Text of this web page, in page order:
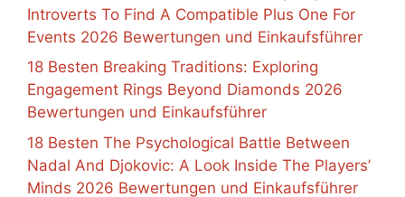
Introverts To Find A Compatible Plus One For
Events 2026 Bewertungen und Einkaufsführer
18 Besten Breaking Traditions: Exploring
Engagement Rings Beyond Diamonds 2026
Bewertungen und Einkaufsführer
18 Besten The Psychological Battle Between
Nadal And Djokovic: A Look Inside The Players’
Minds 2026 Bewertungen und Einkaufsführer